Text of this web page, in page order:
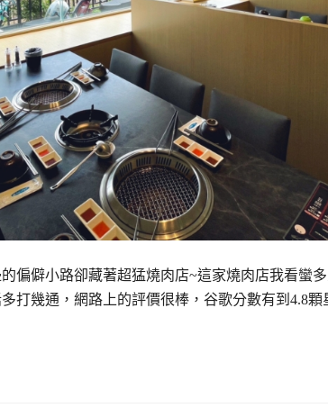
偏僻小路卻藏著超猛燒肉店~這家燒肉店我看蠻
打幾通，網路上的評價很棒，谷歌分數有到4.8顆